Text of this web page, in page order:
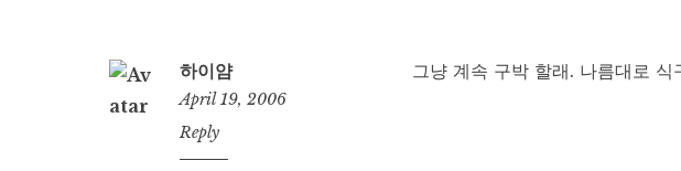
하이얌
April 19, 2006
2:11
pm
Reply
그냥 계속 구박 할래. 나름대로 식